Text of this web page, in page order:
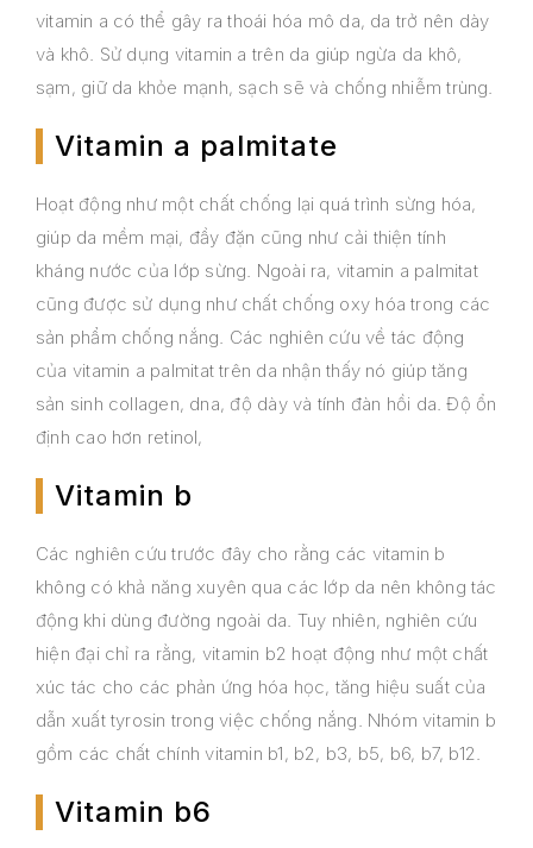
vitamin a có thể gây ra thoái hóa mô da, da trở nên dày
và khô. Sử dụng vitamin a trên da giúp ngừa da khô,
sạm, giữ da khỏe mạnh, sạch sẽ và chống nhiễm trùng.
Vitamin a palmitate
Hoạt động như một chất chống lại quá trình sừng hóa,
giúp da mềm mại, đầy đặn cũng như cải thiện tính
kháng nước của lớp sừng. Ngoài ra, vitamin a palmitat
cũng được sử dụng như chất chống oxy hóa trong các
sản phẩm chống nắng. Các nghiên cứu về tác động
của vitamin a palmitat trên da nhận thấy nó giúp tăng
sản sinh collagen, dna, độ dày và tính đàn hồi da. Độ ổn
định cao hơn retinol,
Vitamin b
Các nghiên cứu trước đây cho rằng các vitamin b
không có khả năng xuyên qua các lớp da nên không tác
động khi dùng đường ngoài da. Tuy nhiên, nghiên cứu
hiện đại chỉ ra rằng, vitamin b2 hoạt động như một chất
xúc tác cho các phản ứng hóa học, tăng hiệu suất của
dẫn xuất tyrosin trong việc chống nắng. Nhóm vitamin b
gồm các chất chính vitamin b1, b2, b3, b5, b6, b7, b12.
Vitamin b6